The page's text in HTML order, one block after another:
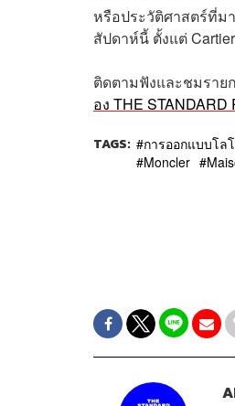
หรือประวัติศาสตร์ที่ม
สัปดาห์นี้ ตั้งแต่
ติดตามฟังและชมราย
อง THE STANDARD
TAGS: การออกแบบโล
Moncler